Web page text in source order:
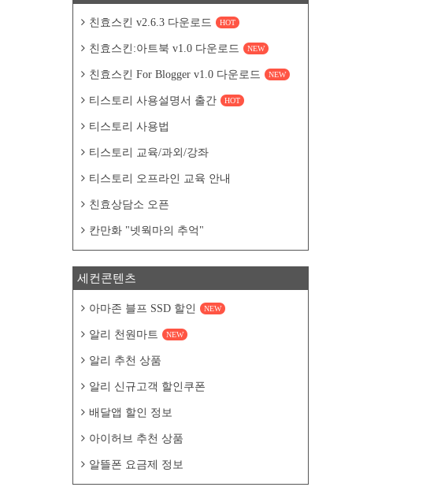
친효스킨 v2.6.3 다운로드 HOT
친효스킨:아트북 v1.0 다운로드 NEW
친효스킨 For Blogger v1.0 다운로드 NEW
티스토리 사용설명서 출간 HOT
티스토리 사용법
티스토리 교육/과외/강좌
티스토리 오프라인 교육 안내
친효상담소 오픈
칸만화 "넷웍마의 추억"
세컨콘텐츠
아마존 블프 SSD 할인 NEW
알리 천원마트 NEW
알리 추천 상품
알리 신규고객 할인쿠폰
배달앱 할인 정보
아이허브 추천 상품
알뜰폰 요금제 정보